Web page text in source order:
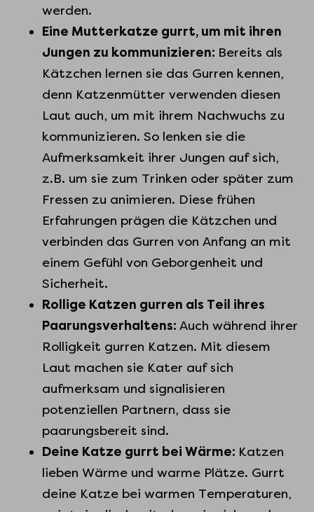
werden.
Eine Mutterkatze gurrt, um mit ihren
Jungen zu kommunizieren: Bereits als
Kätzchen lernen sie das Gurren kennen,
denn Katzenmütter verwenden diesen
Laut auch, um mit ihrem Nachwuchs zu
kommunizieren. So lenken sie die
Aufmerksamkeit ihrer Jungen auf sich,
z.B. um sie zum Trinken oder später zum
Fressen zu animieren. Diese frühen
Erfahrungen prägen die Kätzchen und
verbinden das Gurren von Anfang an mit
einem Gefühl von Geborgenheit und
Sicherheit.
Rollige Katzen gurren als Teil ihres
Paarungsverhaltens: Auch während ihrer
Rolligkeit gurren Katzen. Mit diesem
Laut machen sie Kater auf sich
aufmerksam und signalisieren
potenziellen Partnern, dass sie
paarungsbereit sind.
Deine Katze gurrt bei Wärme: Katzen
lieben Wärme und warme Plätze. Gurrt
deine Katze bei warmen Temperaturen,